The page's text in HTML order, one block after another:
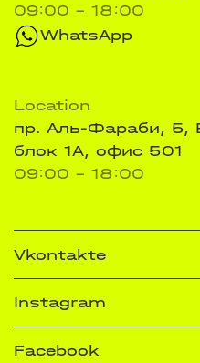
09:00 - 18:00
WhatsApp
Location
пр. Аль-Фараби, 5,
блок 1А, офис 501
09:00 - 18:00
Vkontakte
Instagram
Facebook